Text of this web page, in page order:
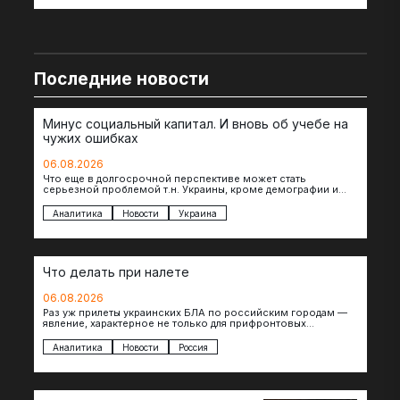
Последние новости
Минус социальный капитал. И вновь об учебе на
чужих ошибках
06.08.2026
Что еще в долгосрочной перспективе может стать
серьезной проблемой т.н. Украины, кроме демографии и
которых будет…
Аналитика Новости Украина
Что делать при налете
06.08.2026
Раз уж прилеты украинских БЛА по российским городам —
явление, характерное не только для прифронтовых
Аналитика Новости Россия